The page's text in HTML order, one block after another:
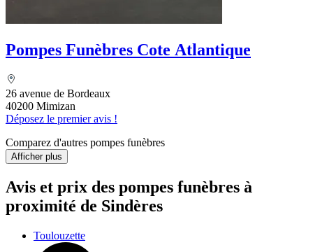
Pompes Funèbres Cote Atlantique
26 avenue de Bordeaux
40200 Mimizan
Déposez le premier avis !
Comparez d'autres pompes funèbres
Afficher plus
Avis et prix des pompes funèbres à
proximité de Sindères
Toulouzette